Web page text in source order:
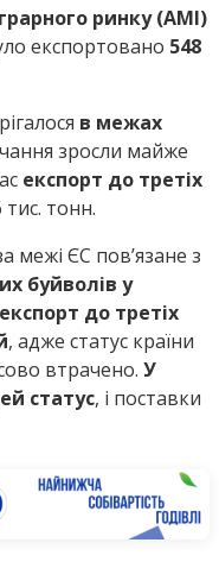
ринку (AMI)
експортовано 548
в межах
зросли майже
експорт до третіх
тис. тонн.
межі ЄС пов’язане з
буйволів у
експорт до третіх
, адже статус країни
втрачено. У
статус, і поставки